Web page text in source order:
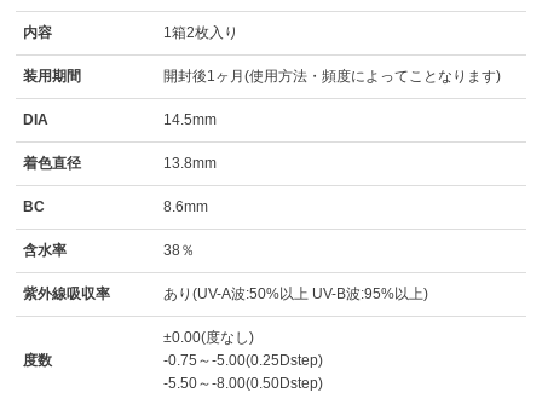
内容 1箱2枚入り
装用期間 開封後1ヶ月(使用方法・頻度によってことなります)
DIA 14.5mm
着色直径 13.8mm
BC 8.6mm
含水率 38％
紫外線吸収率 あり(UV-A波:50%以上 UV-B波:95%以上)
度数
±0.00(度なし)
-0.75～-5.00(0.25Dstep)
-5.50～-8.00(0.50Dstep)